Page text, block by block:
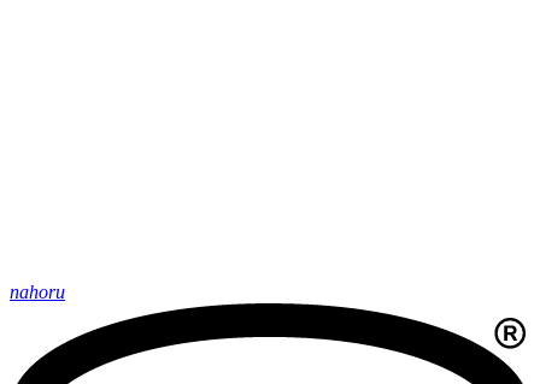
nahoru